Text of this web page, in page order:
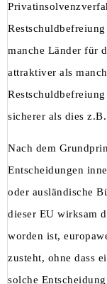
manche Länder für
attraktiver als
sicherer als dies
Nach dem
Entscheidungen
oder ausländische
dieser EU wirksam
worden ist,
zusteht, ohne dass
solche